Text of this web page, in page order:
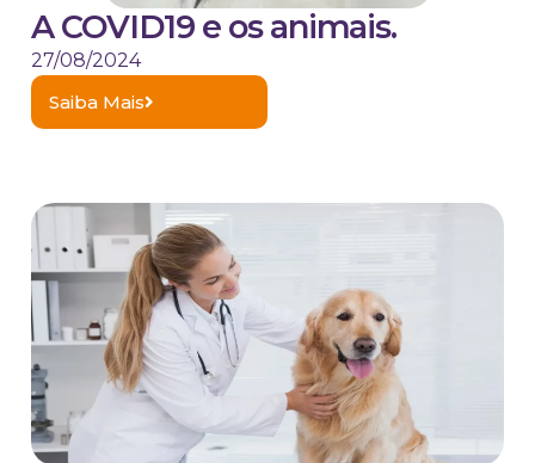
A COVID19 e os animais.
27/08/2024
Saiba Mais